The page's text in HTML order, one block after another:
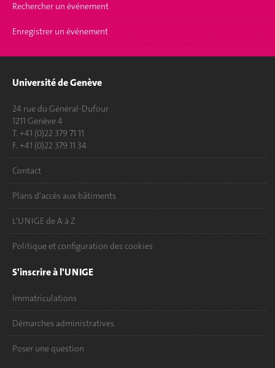
Rechercher un événement
Enregistrer un événement
Université de Genève
24 rue du Général-Dufour
1211 Genève 4
T. +41 (0)22 379 71 11
F. +41 (0)22 379 11 34
Contact
Plans d'accès aux bâtiments
L'UNIGE de A à Z
Politique et configuration des cookies
S'inscrire à l'UNIGE
Immatriculations
Démarches administratives
Poser une question